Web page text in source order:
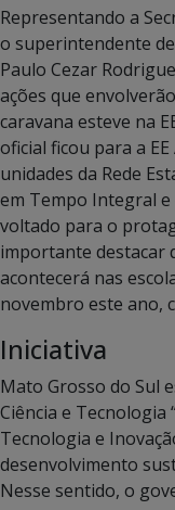
Representando a
o superintendente
Paulo Cezar
ações que
caravana esteve na
oficial ficou para a
unidades da Rede
em Tempo Integral
voltado para o
importante destacar
acontecerá nas
novembro este ano,
Iniciativa
Mato Grosso do Sul
Ciência e Tecnologia
Tecnologia e
desenvolvimento
Nesse sentido, o